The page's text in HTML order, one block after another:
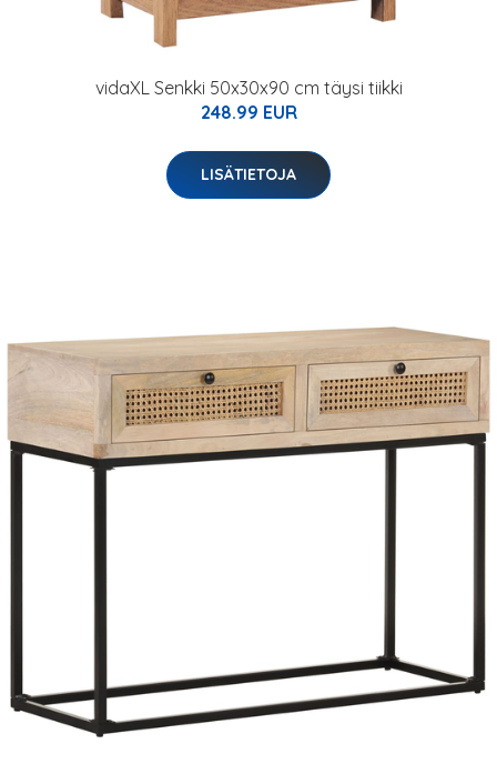
vidaXL Senkki 50x30x90 cm täysi tiikki
248.99 EUR
LISÄTIETOJA